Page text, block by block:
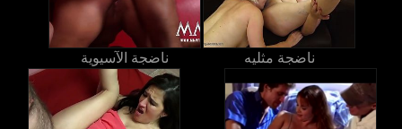
ناضجة الآسيوية ناضجة مثليه